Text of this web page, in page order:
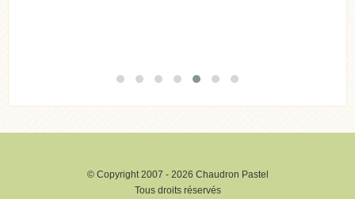
© Copyright 2007 - 2026 Chaudron Pastel
Tous droits réservés